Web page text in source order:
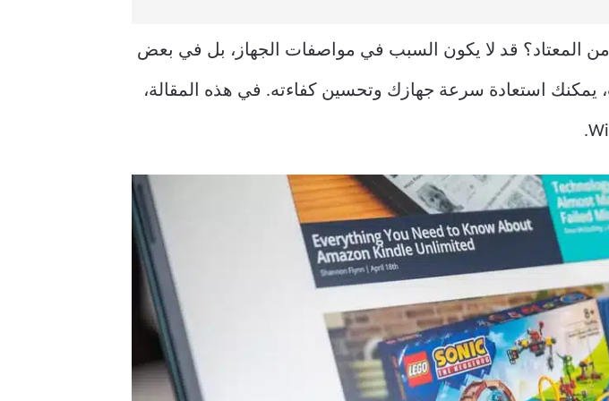
قد لا يكون السبب في مواصفات الجهاز، بل في بعض
يمكنك استعادة سرعة جهازك وتحسين كفاءته. في هذه المقالة،